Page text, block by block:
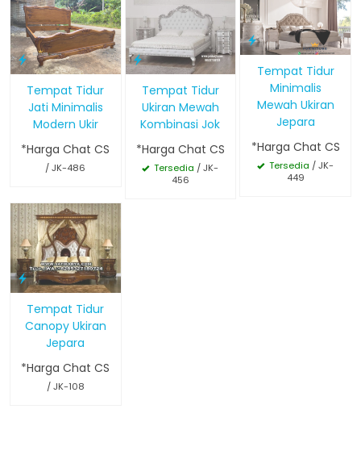
Tempat Tidur
Jati Minimalis
Modern Ukir
*Harga Chat CS
/ JK-486
Tempat Tidur
Ukiran Mewah
Kombinasi Jok
*Harga Chat CS
Tersedia / JK-
456
Tempat Tidur
Minimalis
Mewah Ukiran
Jepara
*Harga Chat CS
Tersedia / JK-
449
Tempat Tidur
Canopy Ukiran
Jepara
*Harga Chat CS
/ JK-108